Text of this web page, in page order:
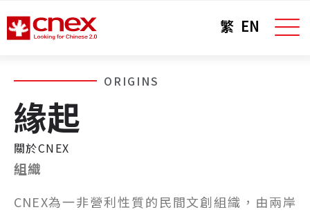
繁 EN
ORIGINS
緣起
關於CNEX
組織
CNEX為一非營利性質的民間文創組織，由兩岸